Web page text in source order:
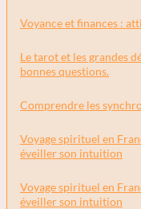
Voyance et finances :
Le tarot et les grandes
bonnes questions.
Comprendre les
Voyage spirituel en
éveiller son intuition
Voyage spirituel en
éveiller son intuition